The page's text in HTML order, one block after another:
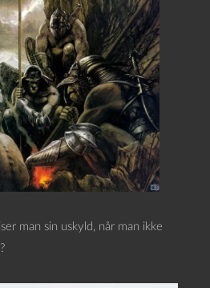
man sin uskyld, når man ikke